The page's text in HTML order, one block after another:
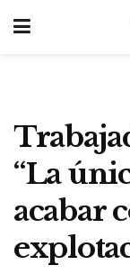
“La
acabar